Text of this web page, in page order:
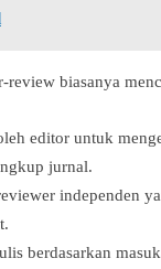
review biasanya
editor untuk
jurnal.
independen
berdasarkan